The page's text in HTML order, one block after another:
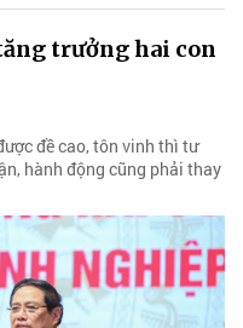
trưởng hai con
đề cao, tôn vinh thì tư
hành động cũng phải thay